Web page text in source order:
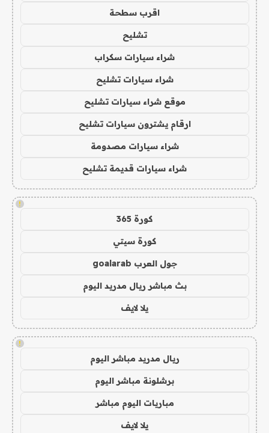
اقرب سطحة
تشليح
شراء سيارات سكراب
شراء سيارات تشليح
موقع شراء سيارات تشليح
ارقام يشترون سيارات تشليح
شراء سيارات مصدومة
شراء سيارات قديمة تشليح
!
كورة 365
كورة سيتي
جول العرب goalarab
بث مباشر ريال مدريد اليوم
يلا لايف
!
ريال مدريد مباشر اليوم
برشلونة مباشر اليوم
مباريات اليوم مباشر
يلا لايف